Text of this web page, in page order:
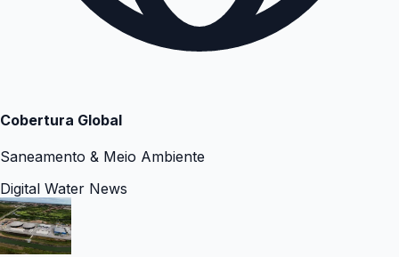
Cobertura Global
Saneamento & Meio Ambiente
Digital Water News